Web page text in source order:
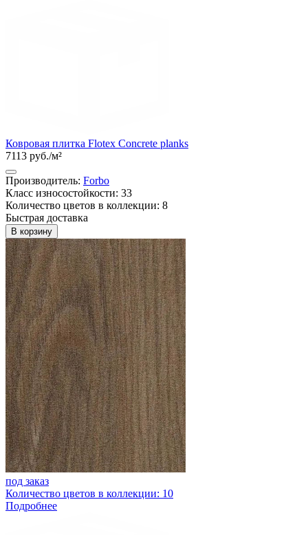
Ковровая плитка Flotex Concrete planks
7113 руб./м²
Производитель: Forbo
Класс износостойкости: 33
Количество цветов в коллекции: 8
Быстрая доставка
В корзину
под заказ
Количество цветов в коллекции: 10
Подробнее